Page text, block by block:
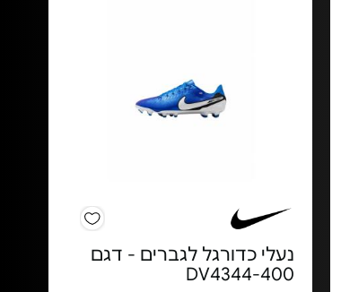
נעלי כדורגל לגברים - דגם
DV4344-400